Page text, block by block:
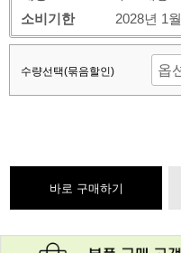
소비기한
2028년 1
수량선택(묶음할인)
바로 구매하기